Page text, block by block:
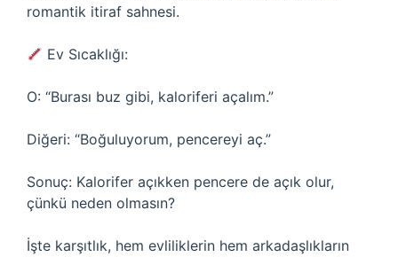
romantik itiraf sahnesi.
Ev Sıcaklığı:
O: “Burası buz gibi, kaloriferi açalım.”
Diğeri: “Boğuluyorum, pencereyi aç.”
Sonuç: Kalorifer açıkken pencere de açık olur,
çünkü neden olmasın?
İşte karşıtlık, hem evliliklerin hem arkadaşlıkların